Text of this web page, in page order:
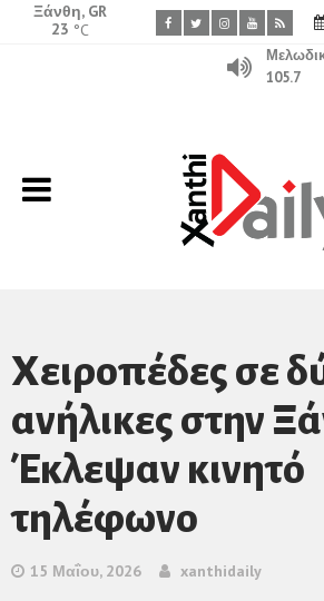
Ξάνθη, GR
23 °C
105.7
Χειροπέδες σε
ανήλικες στην
Έκλεψαν κινητό
τηλέφωνο
15 Μαΐου, 2026 xanthidaily